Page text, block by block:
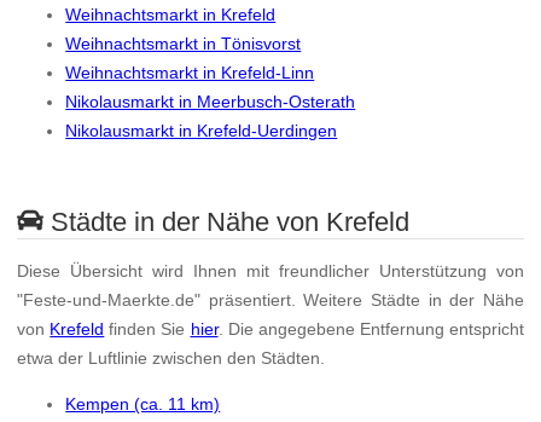
Weihnachtsmarkt in Krefeld
Weihnachtsmarkt in Tönisvorst
Weihnachtsmarkt in Krefeld-Linn
Nikolausmarkt in Meerbusch-Osterath
Nikolausmarkt in Krefeld-Uerdingen
Städte in der Nähe von Krefeld
Diese Übersicht wird Ihnen mit freundlicher Unterstützung von
"Feste-und-Maerkte.de" präsentiert. Weitere Städte in der Nähe
von Krefeld finden Sie hier. Die angegebene Entfernung entspricht
etwa der Luftlinie zwischen den Städten.
Kempen (ca. 11 km)